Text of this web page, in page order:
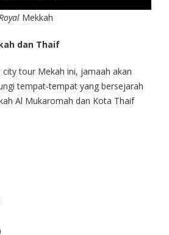
Mekkah
dan Thaif
tour Mekah ini, jamaah akan
tempat-tempat yang bersejarah
Al Mukaromah dan Kota Thaif